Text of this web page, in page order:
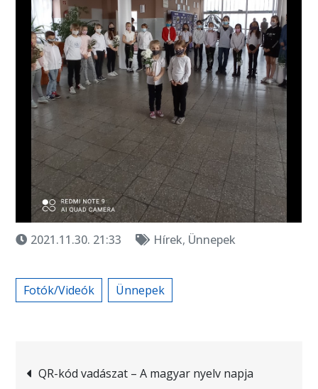
2021.11.30. 21:33 Hírek, Ünnepek
Fotók/Videók Ünnepek
Bejegyzés
QR-kód vadászat – A magyar nyelv napja